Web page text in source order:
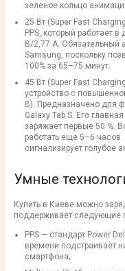
зеленое кольцо
25 Вт (Super Fast
PPS, который работает
В/2,77 А. Обязательный
Samsung, поскольку
100% за 65–75 минут.
45 Вт (Super Fast
устройство с
В). Предназначено для
Galaxy Tab S. Его
заряжает первые 50 %.
работать еще 5–6
сигнализирует голубое
Умные
Купить в Киеве можно
поддерживает следующие
PPS — стандарт Power
времени подстраивает
смартфона;